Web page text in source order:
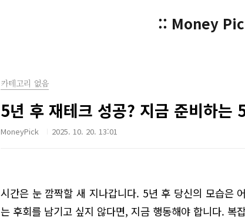
:: Money
카테고리 없음
5년 후 재테크 성공? 지금 준비하는
MoneyPick 2025. 10. 20. 13:01
시간은 눈 깜짝할 새 지나갑니다. 5년 후 당신의 모습은
는 후회를 남기고 싶지 않다면, 지금 행동해야 합니다. 복